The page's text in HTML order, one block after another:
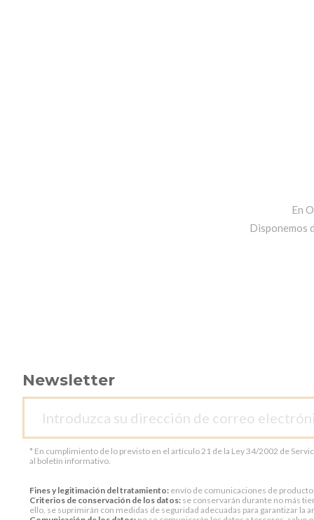
En
Disponemos
Newsletter
* En cumplimiento de lo previsto en el artículo 21 de la Ley 34/2002 de
al boletín informativo.
Fines y legitimación del tratamiento: envío de comunicaciones de
Criterios de conservación de los datos: se conservarán durante no más
ello, se suprimirán con medidas de seguridad adecuadas para garantizar